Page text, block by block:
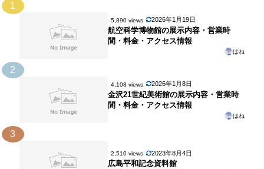
1
5,890 views 2026年1月19日
航空科学博物館の展示内容・営業時
間・料金・アクセス情報
はね
2
4,108 views 2026年1月8日
金沢21世紀美術館の展示内容・営業時
間・料金・アクセス情報
はね
3
2,510 views 2023年8月4日
広島平和記念資料館